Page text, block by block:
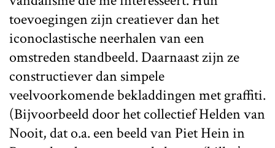
toevoegingen zijn creatiever dan het
iconoclastische neerhalen van een
omstreden standbeeld. Daarnaast zijn ze
constructiever dan simpele
veelvoorkomende bekladdingen met graffiti.
(Bijvoorbeeld door het collectief Helden van
Nooit, dat o.a. een beeld van Piet Hein in